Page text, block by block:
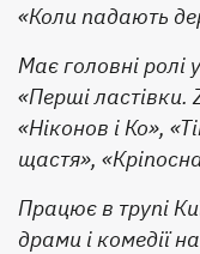
«Коли падають
Має головні ролі
«Перші ластівки.
«Ніконов і Ко»,
щастя»,
Працює в трупі
драми і комедії